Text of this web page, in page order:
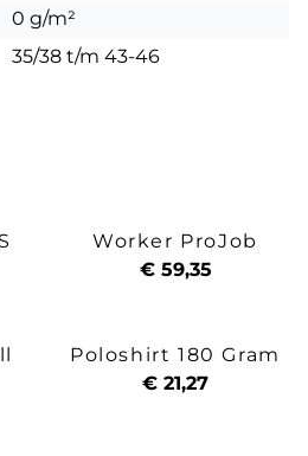
0 g/m²
35/38 t/m 43-46
Worker ProJob
€ 59,35
Poloshirt 180 Gram
€ 21,27